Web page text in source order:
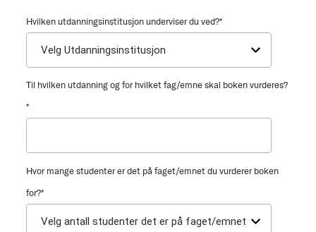
Hvilken utdanningsinstitusjon underviser du ved?*
Til hvilken utdanning og for hvilket fag/emne skal boken vurderes?
*
Hvor mange studenter er det på faget/emnet du vurderer boken
for?*